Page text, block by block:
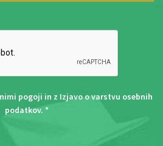
pogoji in z Izjavo o varstvu osebnih
podatkov. *